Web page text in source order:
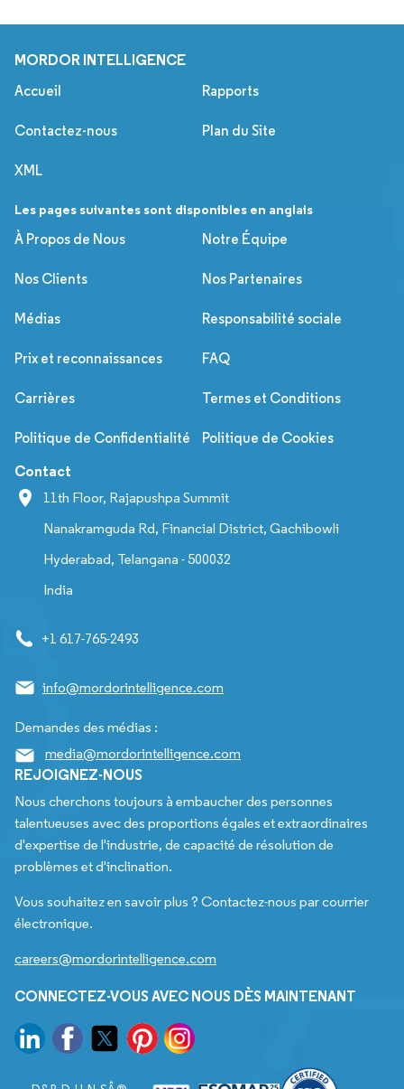
MORDOR INTELLIGENCE
Accueil Rapports
Contactez-nous Plan du Site
XML
Les pages suivantes sont disponibles en anglais
À Propos de Nous
Notre Équipe
Nos Clients Nos Partenaires
Médias Responsabilité sociale
Prix et reconnaissances FAQ
Carrières Termes et Conditions
Politique de Confidentialité Politique de Cookies
Contact
11th Floor, Rajapushpa Summit
Nanakramguda Rd, Financial District, Gachibowli
Hyderabad, Telangana - 500032
India
+1 617-765-2493
info@mordorintelligence.com
Demandes des médias :
media@mordorintelligence.com
REJOIGNEZ-NOUS
Nous cherchons toujours à embaucher des personnes
talentueuses avec des proportions égales et extraordinaires
d'expertise de l'industrie, de capacité de résolution de
problèmes et d'inclination.
Vous souhaitez en savoir plus ? Contactez-nous par courrier
électronique.
careers@mordorintelligence.com
CONNECTEZ-VOUS AVEC NOUS DÈS MAINTENANT